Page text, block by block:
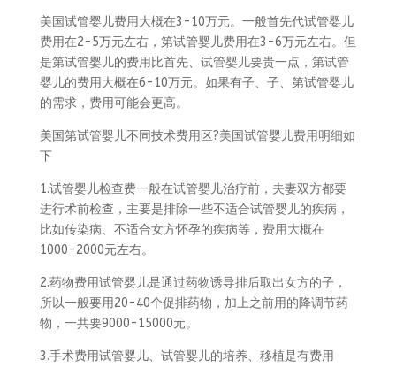
美国试管婴儿费用大概在3-10万元。一般首先代试管婴儿
费用在2-5万元左右，第试管婴儿费用在3-6万元左右。但
是第试管婴儿的费用比首先、试管婴儿要贵一点，第试管
婴儿的费用大概在6-10万元。如果有子、子、第试管婴儿
的需求，费用可能会更高。
美国第试管婴儿不同技术费用区?美国试管婴儿费用明细如
下
1.试管婴儿检查费一般在试管婴儿治疗前，夫妻双方都要
进行术前检查，主要是排除一些不适合试管婴儿的疾病，
比如传染病、不适合女方怀孕的疾病等，费用大概在
1000-2000元左右。
2.药物费用试管婴儿是通过药物诱导排后取出女方的子，
所以一般要用20-40个促排药物，加上之前用的降调节药
物，一共要9000-15000元。
3.手术费用试管婴儿、试管婴儿的培养、移植是有费用